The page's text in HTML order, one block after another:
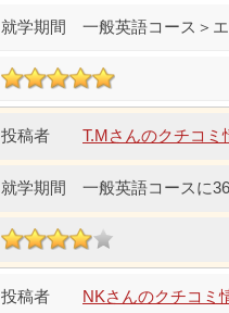
一般英語コース＞
T.Mさんのクチコミ
一般英語コースに
NKさんのクチコミ